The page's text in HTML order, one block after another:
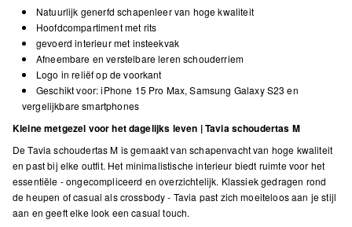
Natuurlijk generfd schapenleer van hoge kwaliteit
Hoofdcompartiment met rits
gevoerd interieur met insteekvak
Afneembare en verstelbare leren schouderriem
Logo in reliëf op de voorkant
Geschikt voor: iPhone 15 Pro Max, Samsung Galaxy S23 en
vergelijkbare smartphones
Kleine metgezel voor het dagelijks leven | Tavia schoudertas M
De Tavia schoudertas M is gemaakt van schapenvacht van hoge kwaliteit
en past bij elke outfit. Het minimalistische interieur biedt ruimte voor het
essentiële - ongecompliceerd en overzichtelijk. Klassiek gedragen rond
de heupen of casual als crossbody - Tavia past zich moeiteloos aan je stijl
aan en geeft elke look een casual touch.